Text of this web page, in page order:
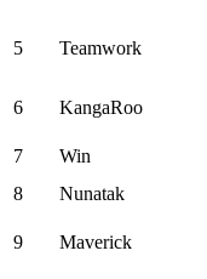
5 Teamwork
6 KangaRoo
7 Win
8
Nunatak
9 Maverick